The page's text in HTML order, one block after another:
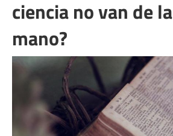
ciencia no van de la
mano?